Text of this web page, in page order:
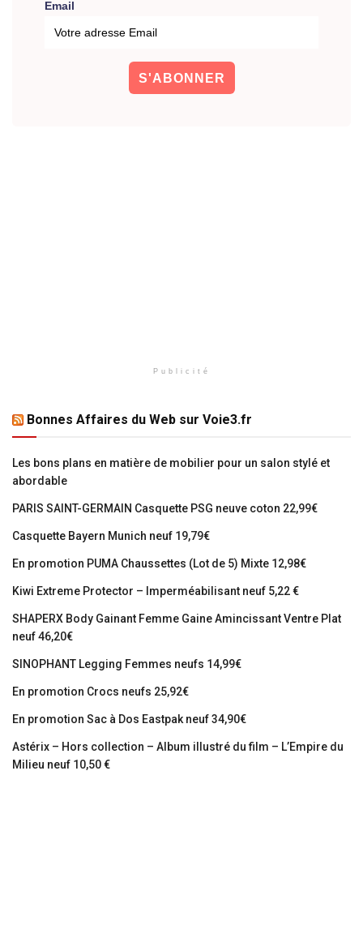
Email
Publicité
Bonnes Affaires du Web sur Voie3.fr
Les bons plans en matière de mobilier pour un salon stylé et
abordable
PARIS SAINT-GERMAIN Casquette PSG neuve coton 22,99€
Casquette Bayern Munich neuf 19,79€
En promotion PUMA Chaussettes (Lot de 5) Mixte 12,98€
Kiwi Extreme Protector – Imperméabilisant neuf 5,22 €
SHAPERX Body Gainant Femme Gaine Amincissant Ventre Plat
neuf 46,20€
SINOPHANT Legging Femmes neufs 14,99€
En promotion Crocs neufs 25,92€
En promotion Sac à Dos Eastpak neuf 34,90€
Astérix – Hors collection – Album illustré du film – L’Empire du
Milieu neuf 10,50 €